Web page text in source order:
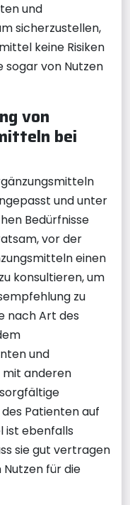
und
sicherzustellen,
keine Risiken
sogar von Nutzen
von
bei
und unter
Bedürfnisse
vor der
einen
konsultieren, um
zu
nach Art des
und
mit anderen
Patienten auf
ist ebenfalls
sie gut vertragen
für die